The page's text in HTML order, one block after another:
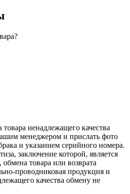
ненадлежащего качества
менеджером и прислать фото
и указанием серийного номера.
заключение которой, является
товара или возврата
проводниковая продукция и
качества обмену не